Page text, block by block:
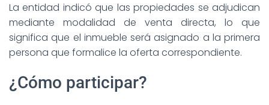
La entidad indicó que las propiedades se adjudican
mediante modalidad de venta directa, lo que
significa que el inmueble será asignado a la primera
persona que formalice la oferta correspondiente.
¿Cómo participar?